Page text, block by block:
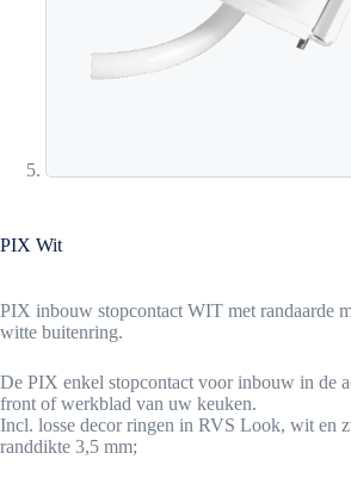
PIX Wit
PIX inbouw stopcontact WIT met randaarde
witte buitenring.
De PIX enkel stopcontact voor inbouw in de
front of werkblad van uw keuken.
Incl. losse decor ringen in RVS Look, wit en
randdikte 3,5 mm;